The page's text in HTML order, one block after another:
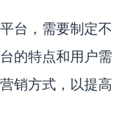
台，需要制定不
的特点和用户需
销方式，以提高